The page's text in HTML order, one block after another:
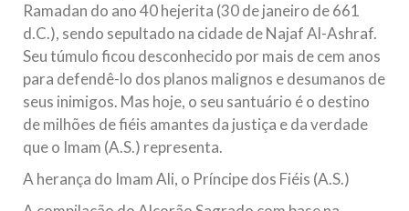
Ramadan do ano 40 hejerita (30 de janeiro de 661
d.C.), sendo sepultado na cidade de Najaf Al-Ashraf.
Seu túmulo ficou desconhecido por mais de cem anos
para defendê-lo dos planos malignos e desumanos de
seus inimigos. Mas hoje, o seu santuário é o destino
de milhões de fiéis amantes da justiça e da verdade
que o Imam (A.S.) representa.
A herança do Imam Ali, o Príncipe dos Fiéis (A.S.)